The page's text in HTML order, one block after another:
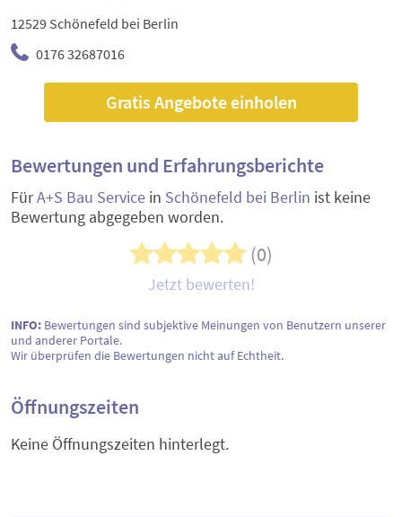
0176 32687016
12529 Schönefeld bei Berlin
Gratis Angebote einholen
Bewertungen und Erfahrungsberichte
FürA+S Bau Service in Schönefeld bei Berlin ist keine
Bewertung abgegeben worden.
(0)
Jetzt bewerten!
INFO: Bewertungen sind subjektive Meinungen von Benutzern unserer
und anderer Portale.
Wir überprüfen die Bewertungen nicht auf Echtheit.
Öffnungszeiten
Keine Öffnungszeiten hinterlegt.